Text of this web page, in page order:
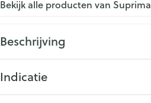
Bekijk alle producten van Suprima
Beschrijving
Indicatie